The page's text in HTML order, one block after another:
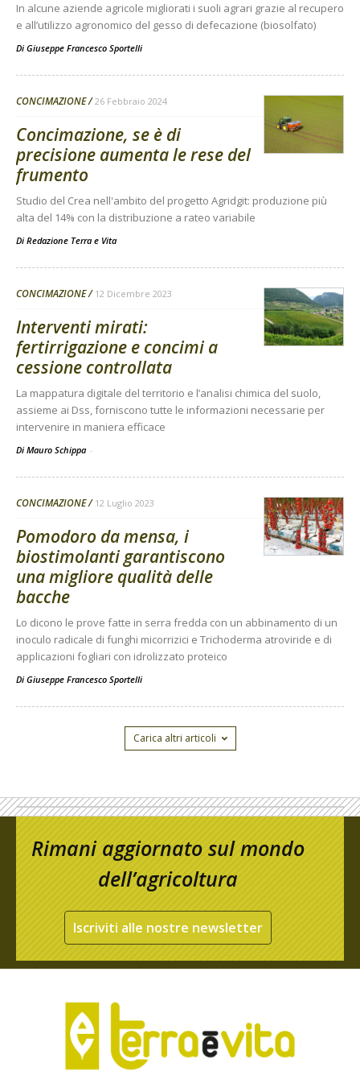
In alcune aziende agricole migliorati i suoli agrari grazie al recupero
e all’utilizzo agronomico del gesso di defecazione (biosolfato)
Di Giuseppe Francesco Sportelli
CONCIMAZIONE 26 Febbraio 2024
Concimazione, se è di
precisione aumenta le rese del
frumento
Studio del Crea nell'ambito del progetto Agridgit: produzione più
alta del 14% con la distribuzione a rateo variabile
Di Redazione Terra e Vita
CONCIMAZIONE 12 Dicembre 2023
Interventi mirati:
fertirrigazione e concimi a
cessione controllata
La mappatura digitale del territorio e l’analisi chimica del suolo,
assieme ai Dss, forniscono tutte le informazioni necessarie per
intervenire in maniera efficace
Di Mauro Schippa -
CONCIMAZIONE 12 Luglio 2023
Pomodoro da mensa, i
biostimolanti garantiscono
una migliore qualità delle
bacche
Lo dicono le prove fatte in serra fredda con un abbinamento di un
inoculo radicale di funghi micorrizici e Trichoderma atroviride e di
applicazioni fogliari con idrolizzato proteico
Di Giuseppe Francesco Sportelli
Carica altri articoli
Rimani aggiornato sul mondo
dell’agricoltura
Iscriviti alle nostre newsletter